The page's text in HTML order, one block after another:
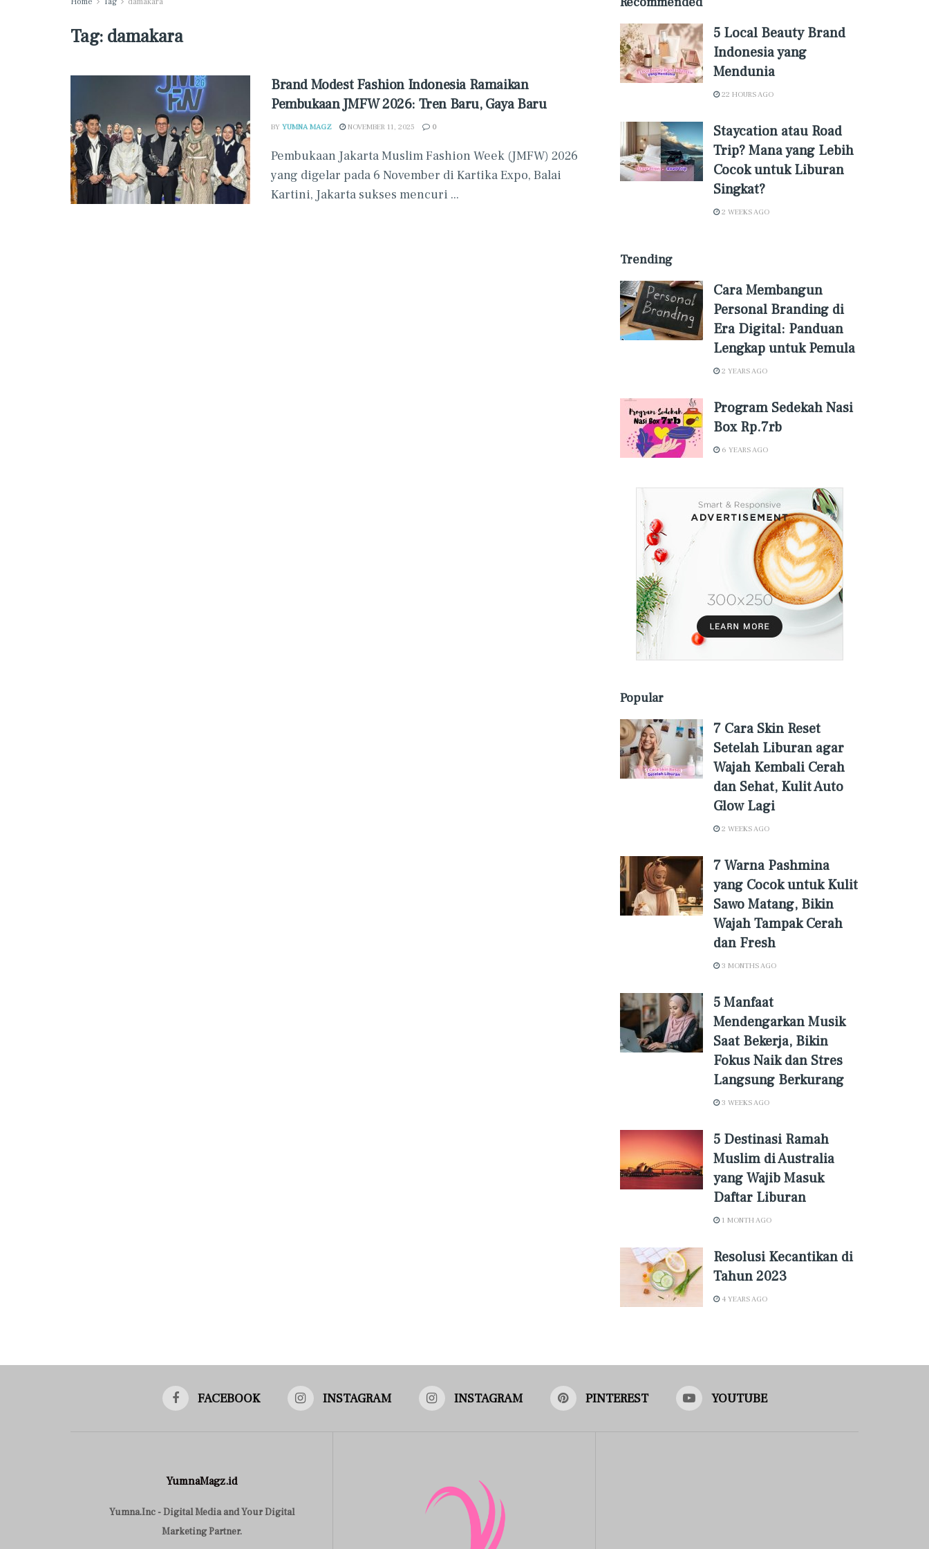
Tag: damakara
Brand Modest Fashion Indonesia Ramaikan
Pembukaan JMFW 2026: Tren Baru, Gaya Baru
BY YUMNA MAGZ NOVEMBER 11, 2025 0
Pembukaan Jakarta Muslim Fashion Week (JMFW) 2026
yang digelar pada 6 November di Kartika Expo, Balai
Kartini, Jakarta sukses mencuri ...
5 Local Beauty Brand
Indonesia yang
Mendunia
22 HOURS AGO
Staycation atau Road
Trip? Mana yang Lebih
Cocok untuk Liburan
Singkat?
2 WEEKS AGO
Trending
Cara Membangun
Personal Branding di
Era Digital: Panduan
Lengkap untuk Pemula
2 YEARS AGO
Program Sedekah Nasi
Box Rp.7rb
6 YEARS AGO
Popular
7 Cara Skin Reset
Setelah Liburan agar
Wajah Kembali Cerah
dan Sehat, Kulit Auto
Glow Lagi
2 WEEKS AGO
7 Warna Pashmina
yang Cocok untuk Kulit
Sawo Matang, Bikin
Wajah Tampak Cerah
dan Fresh
3 MONTHS AGO
5 Manfaat
Mendengarkan Musik
Saat Bekerja, Bikin
Fokus Naik dan Stres
Langsung Berkurang
3 WEEKS AGO
5 Destinasi Ramah
Muslim di Australia
yang Wajib Masuk
Daftar Liburan
1 MONTH AGO
Resolusi Kecantikan di
Tahun 2023
4 YEARS AGO
FACEBOOK INSTAGRAM INSTAGRAM PINTEREST YOUTUBE
YumnaMagz.id
Yumna.Inc - Digital Media and Your Digital
Marketing Partner.